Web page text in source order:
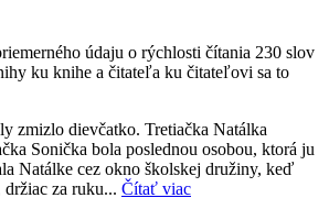
údaju o rýchlosti čítania 230 slov
ku knihe a čitateľa ku čitateľovi sa to
zmizlo dievčatko. Tretiačka Natálka
Sonička bola poslednou osobou, ktorá ju
Natálke cez okno školskej družiny, keď
za ruku... Čítať viac